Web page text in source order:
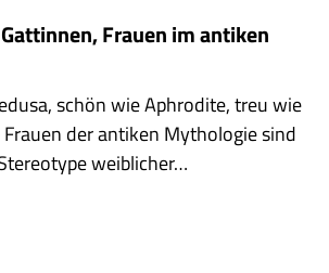
Frauen im antiken
schön wie Aphrodite, treu wie
der antiken Mythologie sind
weiblicher…